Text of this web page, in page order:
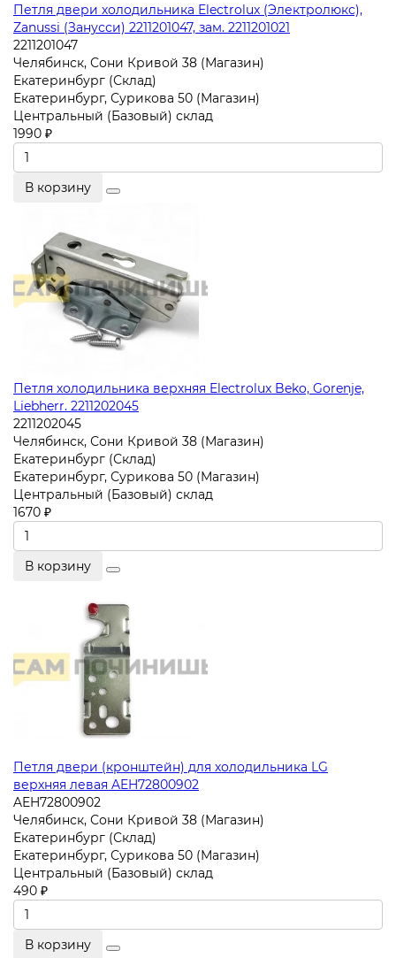
Петля двери холодильника Electrolux (Электролюкс),
Zanussi (Занусси) 2211201047, зам. 2211201021
2211201047
Челябинск, Сони Кривой 38 (Магазин)
Екатеринбург (Склад)
Екатеринбург, Сурикова 50 (Магазин)
Центральный (Базовый) склад
1990 ₽
В корзину
Петля холодильника верхняя Electrolux Beko, Gorenje,
Liebherr. 2211202045
2211202045
Челябинск, Сони Кривой 38 (Магазин)
Екатеринбург (Склад)
Екатеринбург, Сурикова 50 (Магазин)
Центральный (Базовый) склад
1670 ₽
В корзину
Петля двери (кронштейн) для холодильника LG
верхняя левая AEH72800902
AEH72800902
Челябинск, Сони Кривой 38 (Магазин)
Екатеринбург (Склад)
Екатеринбург, Сурикова 50 (Магазин)
Центральный (Базовый) склад
490 ₽
В корзину